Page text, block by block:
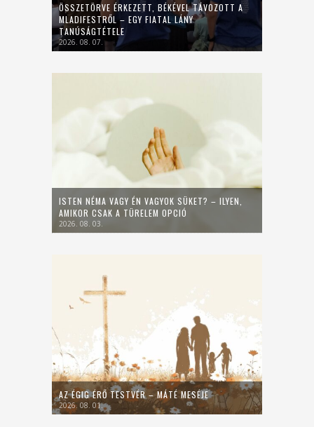
ÖSSZETÖRVE ÉRKEZETT, BÉKÉVEL TÁVOZOTT A
MLADIFESTRŐL – EGY FIATAL LÁNY
TANÚSÁGTÉTELE
2026. 08. 07.
ISTEN NÉMA VAGY ÉN VAGYOK SÜKET? – ILYEN,
AMIKOR CSAK A TÜRELEM OPCIÓ
2026. 08. 03.
AZ ÉGIG ÉRŐ TESTVÉR – MÁTÉ MESÉJE
2026. 08. 01.